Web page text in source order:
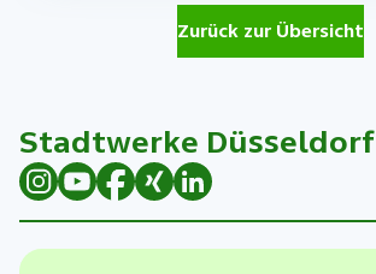
Zurück zur Übersicht
Stadtwerke Düsseldorf